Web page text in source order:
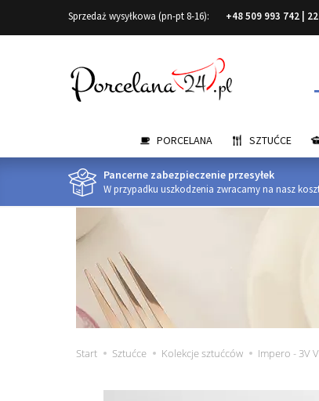
Sprzedaż wysyłkowa (pn-pt 8-16): +48 509 993 742
PORCELANA SZTUĆCE
Pancerne zabezpieczenie przesyłek
W przypadku uszkodzenia zwracamy na nasz
Start Sztućce Kolekcje sztućców Impero - 3V